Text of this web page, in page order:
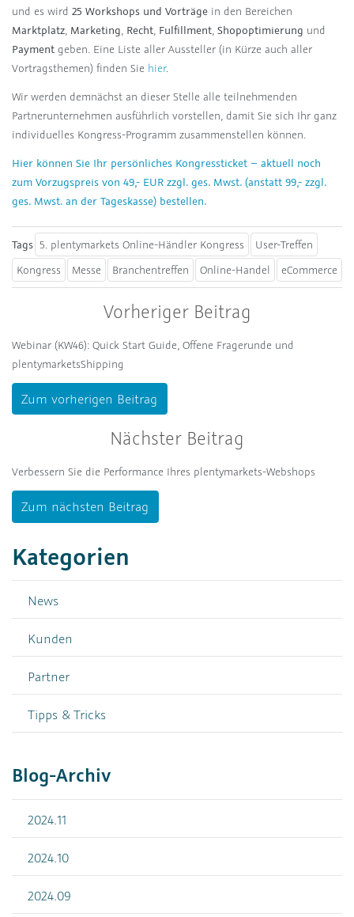
und es wird 25 Workshops und Vorträge in den Bereichen
Marktplatz, Marketing, Recht, Fulfillment, Shopoptimierung und
Payment geben. Eine Liste aller Aussteller (in Kürze auch aller
Vortragsthemen) finden Sie hier.
Wir werden demnächst an dieser Stelle alle teilnehmenden
Partnerunternehmen ausführlich vorstellen, damit Sie sich Ihr ganz
individuelles Kongress-Programm zusammenstellen können.
Hier können Sie Ihr persönliches Kongressticket – aktuell noch
zum Vorzugspreis von 49,- EUR zzgl. ges. Mwst. (anstatt 99,- zzgl.
ges. Mwst. an der Tageskasse) bestellen.
Tags 5. plentymarkets Online-Händler Kongress
User-Treffen
Kongress
Messe Branchentreffen Online-Handel eCommerce
Vorheriger Beitrag
Webinar (KW46): Quick Start Guide, Offene Fragerunde und
plentymarketsShipping
Zum vorherigen Beitrag
Nächster Beitrag
Verbessern Sie die Performance Ihres plentymarkets-Webshops
Zum nächsten Beitrag
Kategorien
News
Kunden
Partner
Tipps & Tricks
Blog-Archiv
2024.11
2024.10
2024.09